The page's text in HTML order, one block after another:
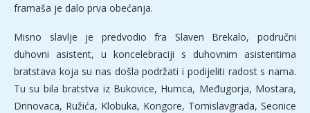
framaša je dalo prva obećanja.
Misno slavlje je predvodio fra Slaven Brekalo, područni
duhovni asistent, u koncelebraciji s duhovnim asistentima
bratstava koja su nas došla podržati i podijeliti radost s nama.
Tu su bila bratstva iz Bukovice, Humca, Međugorja, Mostara,
Drinovaca, Ružića, Klobuka, Kongore, Tomislavgrada, Seonice